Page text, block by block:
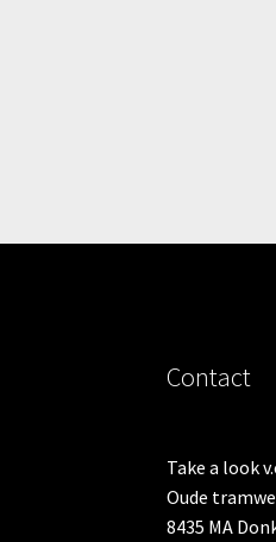
Contact
Take a look
Oude
8435 MA